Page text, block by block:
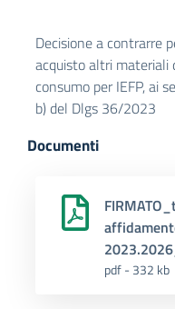
Decisione a contrarre
acquisto altri materiali
consumo per IEFP, ai
b) del Dlgs 36/2023
Documenti
pdf - 332 kb